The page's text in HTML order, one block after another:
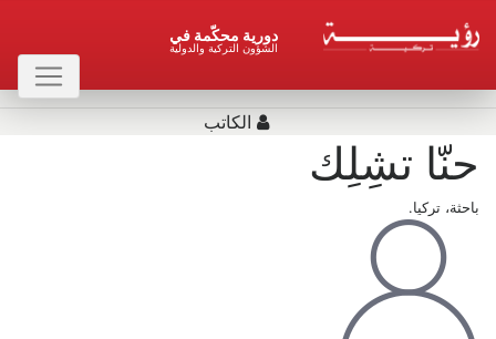
دورية محكّمة في
الشؤون التركية والدولية
الكاتب
حنّا تشِلِك
باحثة، تركيا.